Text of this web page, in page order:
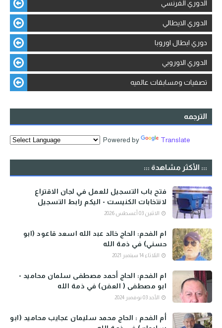
الدوري الفرنسي
الدوري الايطالي
دوري ابطال اوروبا
الدوري الاوروبي
تصفيات ومسابقات عالميه
الترجمه
Powered by Translate
::: الأكثر مشاهدة :::
فتح باب التسجيل للعمل في لجان الاقتراع
لانتخابات الكنيست - اليكم رابط التسجيل
الاثنين 03 أغسطس 2026
ام الفحم: الحاج خالد عبد الله اسعد قاعود (ابو
حسني) في ذمة الله
الثلاثاء 14 سبتمبر 2021
ام الفحم: الحاج أحمد مصطفى سلمان محاميد -
ابو مصطفى ( العفن) في ذمة الله
الأحد 03 نوفمبر 2024
أم الفحم : الحاج محمد سليمان عجايب محاميد (ابو